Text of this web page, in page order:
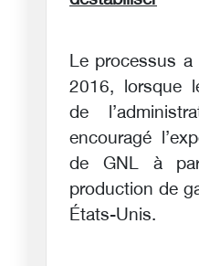
Le processus a
2016, lorsque
de
encouragé
de GNL à
production de
États-Unis.